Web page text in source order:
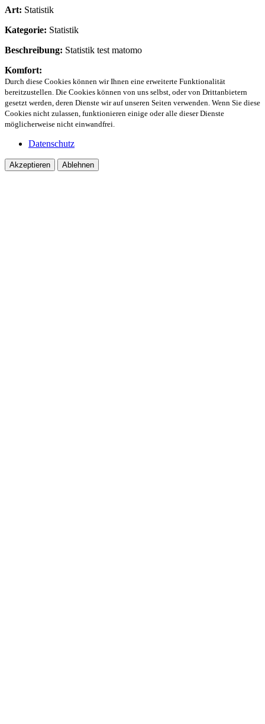
Art: Statistik
Kategorie: Statistik
Beschreibung: Statistik test matomo
Komfort:
Durch diese Cookies können wir Ihnen eine erweiterte Funktionalität
bereitzustellen. Die Cookies können von uns selbst, oder von Drittanbietern
gesetzt werden, deren Dienste wir auf unseren Seiten verwenden. Wenn Sie diese
Cookies nicht zulassen, funktionieren einige oder alle dieser Dienste
möglicherweise nicht einwandfrei.
Datenschutz
Akzeptieren Ablehnen